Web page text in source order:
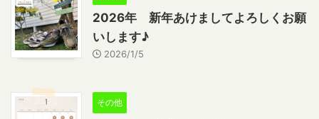
2026年 新年あけましてよろしくお願
いします♪
2026/1/5
その他